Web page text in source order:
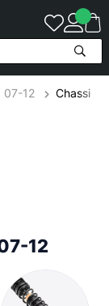
07-12 Chassi
12
40 Produkter